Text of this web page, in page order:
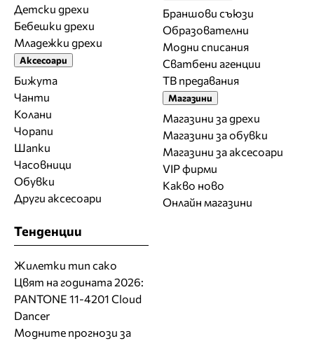
Детски дрехи
Бебешки дрехи
Младежки дрехи
Аксесоари
Бижута
Чанти
Колани
Чорапи
Шапки
Часовници
Обувки
Други аксесоари
Браншови съюзи
Образователни
Модни списания
Сватбени агенции
ТВ предавания
Магазини
Магазини за дрехи
Магазини за обувки
Магазини за aксесоари
VIP фирми
Какво ново
Онлайн магазини
Тенденции
Жилетки тип сако
Цвят на годината 2026:
PANTONE 11-4201 Cloud
Dancer
Модните прогнози за